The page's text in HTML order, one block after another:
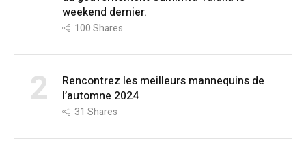
weekend dernier.
100Shares
2
Rencontrez les meilleurs mannequins de
l’automne 2024
31 Shares